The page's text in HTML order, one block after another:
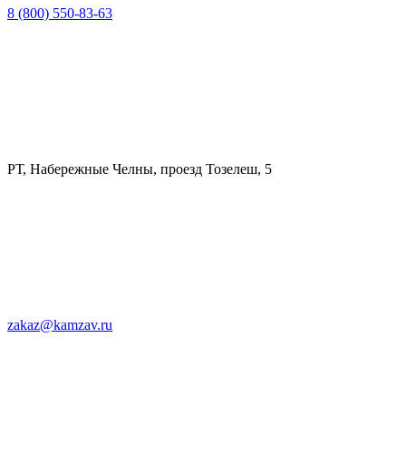
8 (800) 550-83-63
РТ, Набережные Челны, проезд Тозелеш, 5
zakaz@kamzav.ru